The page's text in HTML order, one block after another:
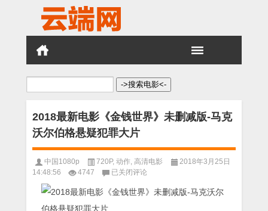
搜
2018最新电影《金钱世界》未删减版-马克
沃尔伯格悬疑犯罪大片
中国1080p 720P, 动作 高清电影
2018年3月25日
14:48:56
4747
2018
新
已关闭评论